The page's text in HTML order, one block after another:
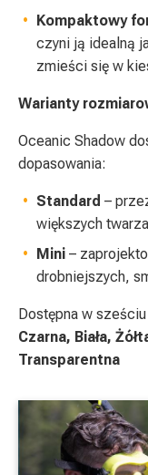
Kompaktowy
czyni ją idealną
zmieści się w
Warianty
Oceanic Shadow
dopasowania:
Standard –
większych
Mini –
drobniejszych,
Dostępna w
Czarna, Biała,
Transparentna